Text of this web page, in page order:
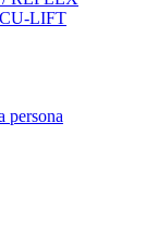
LIFT
persona